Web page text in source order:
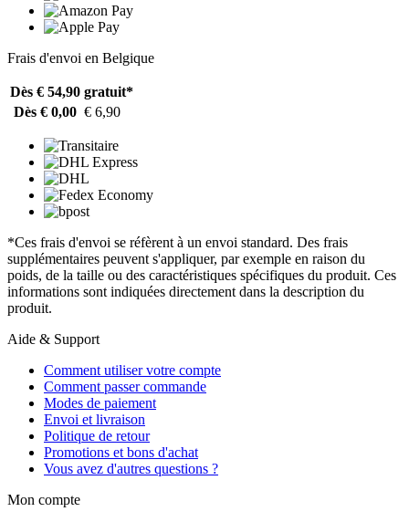
Frais d'envoi en Belgique
Dès € 54,90 gratuit*
Dès € 0,00 € 6,90
*Ces frais d'envoi se réfèrent à un envoi standard. Des frais
supplémentaires peuvent s'appliquer, par exemple en raison du
poids, de la taille ou des caractéristiques spécifiques du produit. Ces
informations sont indiquées directement dans la description du
produit.
Aide & Support
Comment utiliser votre compte
Comment passer commande
Modes de paiement
Envoi et livraison
Politique de retour
Promotions et bons d'achat
Vous avez d'autres questions ?
Mon compte